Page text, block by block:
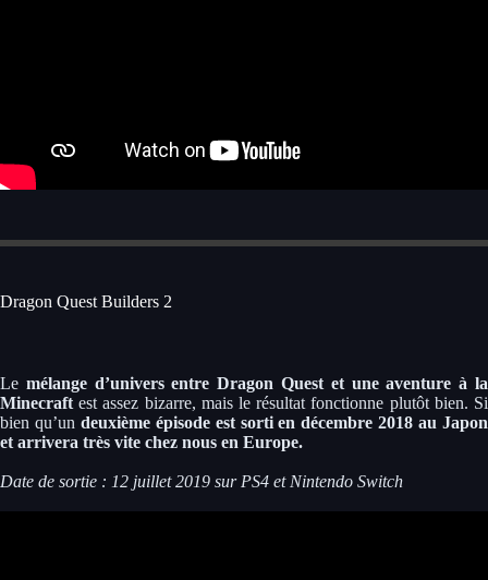
Dragon Quest Builders 2
Le mélange d’univers entre Dragon Quest et une aventure à la
Minecraft est assez bizarre, mais le résultat fonctionne plutôt bien. Si
bien qu’un deuxième épisode est sorti en décembre 2018 au Japon
et arrivera très vite chez nous en Europe.
Date de sortie : 12 juillet 2019 sur PS4 et Nintendo Switch